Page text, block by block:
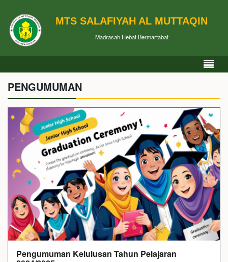
MTS SALAFIYAH AL MUTTAQIN
Madrasah Hebat Bermartabat
PENGUMUMAN
Pengumuman Kelulusan Tahun Pelajaran